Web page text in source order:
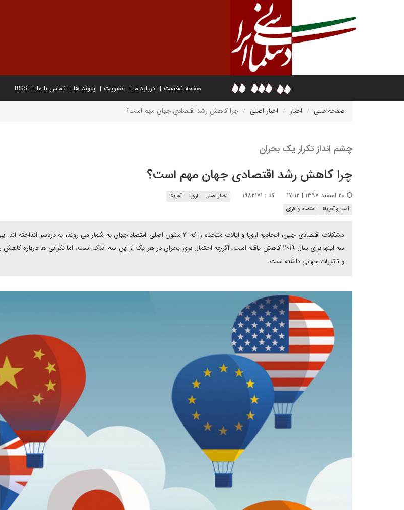
صفحه نخست درباره ما عضویت پیوند ها تماس با ما RSS
صفحه‌اصلی اخبار اخبار اصلی چرا کاهش رشد اقتصادی جهان مهم است؟
چشم انداز تکرار یک بحران
چرا کاهش رشد اقتصادی جهان مهم است؟
کد : ۱۹۸۲۱۷۱ اخبار اصلی اروپا
آمریکا
آسیا و آفریقا
اقتصاد و انرژی
مشکلات اقتصادی چین، اتحادیه اروپا و ایالات متحده را که ۳ ستون اصلی اقتصاد جهان به شمار می روند، به
سه اینها برای سال ۲۰۱۹ کاهش یاقته است. اگرچه احتمال بروز بحران در هر یک از این سه اندک است، اما نگرانی ها درباره
و تاثیرات جهانی داشته است.